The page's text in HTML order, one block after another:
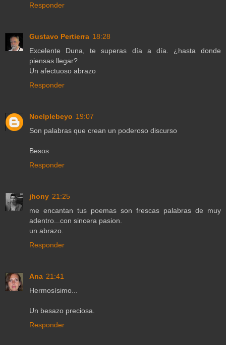
Responder
Gustavo Pertierra 18:28
Excelente Duna, te superas día a día. ¿hasta donde
piensas llegar?
Un afectuoso abrazo
Responder
Noelplebeyo 19:07
Son palabras que crean un poderoso discurso
Besos
Responder
jhony 21:25
me encantan tus poemas son frescas palabras de muy
adentro...con sincera pasion.
un abrazo.
Responder
Ana 21:41
Hermosísimo...
Un besazo preciosa.
Responder